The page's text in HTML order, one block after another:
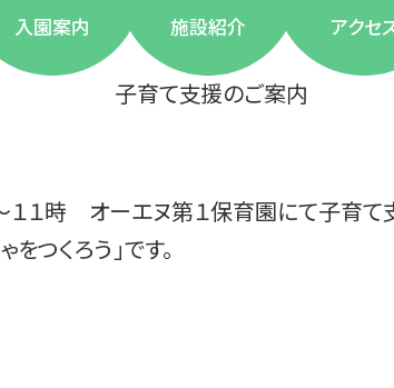
入園案内 施設紹介 アクセ
子育て支援のご案内
１１時 オーエヌ第１保育園にて子育て
つくろう」です。